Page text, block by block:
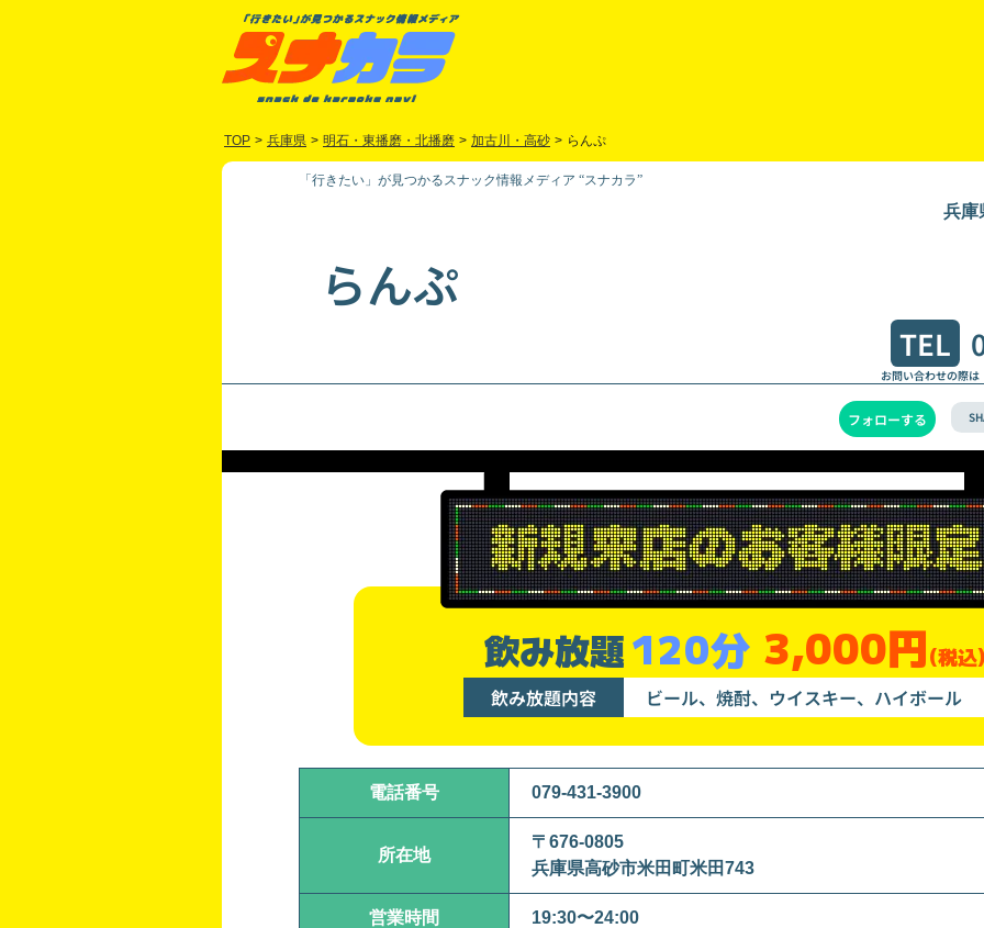
TOP > 兵庫県 > 明石・東播磨・北播磨 > 加古川・高砂 > らんぷ
「行きたい」が見つかるスナック情報メディア “スナカラ”
兵庫
らんぷ
TEL
お問い合わせの際
フォローする
飲み放題120分 3,000円(税込
飲み放題内容 ビール、焼酎、ウイスキー、ハイボール
電話番号 079-431-3900
所在地
〒676-0805
兵庫県高砂市米田町米田743
営業時間 19:30〜24:00